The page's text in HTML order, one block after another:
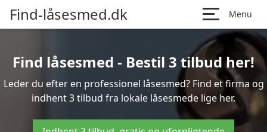
Find-låsesmed.dk Menu
Find låsesmed - Bestil 3 tilbud her!
Leder du efter en professionel låsesmed? Find et firma og
indhent 3 tilbud fra lokale låsesmede lige her.